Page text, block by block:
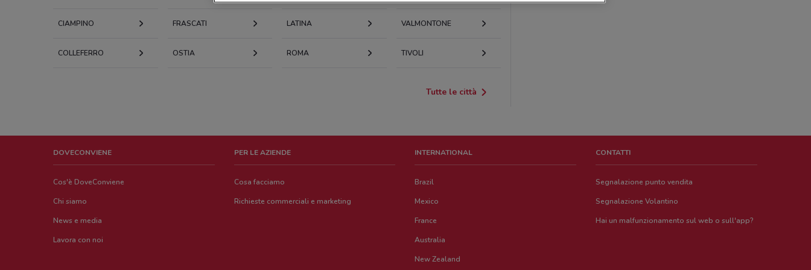
CIAMPINO FRASCATI LATINA VALMONTONE
COLLEFERRO OSTIA ROMA TIVOLI
Tutte le città
DOVECONVIENE
Cos'è DoveConviene
Chi siamo
News e media
Lavora con noi
PER LE AZIENDE
Cosa facciamo
Richieste commerciali e marketing
INTERNATIONAL
Brazil
Mexico
France
Australia
New Zealand
CONTATTI
Segnalazione punto vendita
Segnalazione Volantino
Hai un malfunzionamento sul web o sull'app?